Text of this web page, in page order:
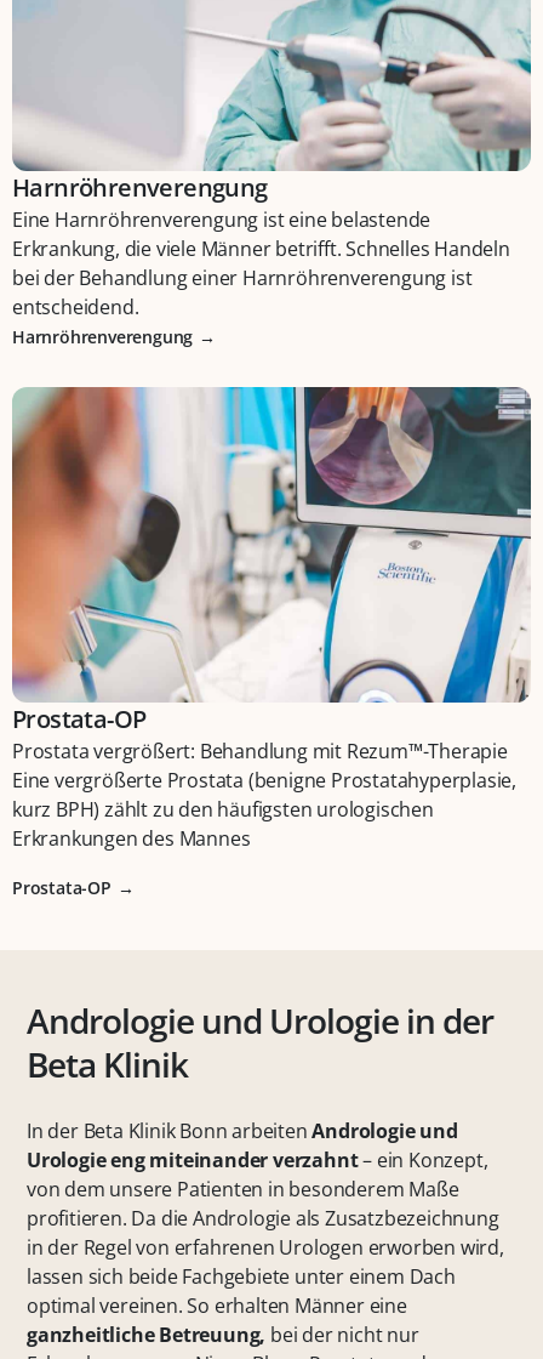
Harnröhrenverengung
Eine Harnröhrenverengung ist eine belastende
Erkrankung, die viele Männer betrifft. Schnelles Handeln
bei der Behandlung einer Harnröhrenverengung ist
entscheidend.
Harnröhrenverengung
Prostata-OP
Prostata vergrößert: Behandlung mit Rezum™-Therapie
Eine vergrößerte Prostata (benigne Prostatahyperplasie,
kurz BPH) zählt zu den häufigsten urologischen
Erkrankungen des Mannes
Prostata-OP
Andrologie und Urologie in der
Beta Klinik
In der Beta Klinik Bonn arbeitenAndrologie und
Urologieeng miteinander verzahnt– ein Konzept,
von dem unsere Patienten in besonderem Maße
profitieren. Da die Andrologie als Zusatzbezeichnung
in der Regel von erfahrenen Urologen erworben wird,
lassen sich beide Fachgebiete unter einem Dach
optimal vereinen. So erhalten Männer eine
ganzheitliche Betreuung, bei der nicht nur